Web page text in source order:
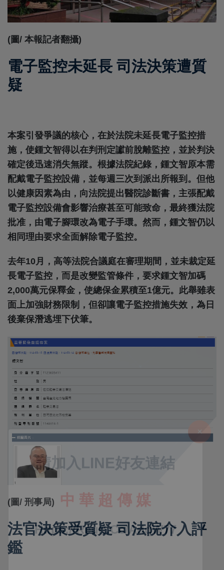
(圖/ 本報記者翻攝)
電子監控未延長 司法決策遭質
疑
本案引發爭議的核心，在於法院未延長電子監控措
施，使鍾文智得以在判刑定讞前脫離監控，並於判決
確定後迅速消失無蹤。根據法院紀錄，鍾文智原本需
配戴電子監控設備，並每週三次到派出所報到。但他
以健康因素為由，向法院提出醫院診斷書，主張配戴
電子監控設備會影響治療甚至可能致命，最終獲法院
批准，由電子腳環改為電子手環。然而，鍾文智仍以
相同理由要求全面解除電子監控。
去年10月，高等法院合議庭在審理期間，並未裁定延
長電子監控，而是改變監管條件，要求鍾文智加碼
2,000萬元保釋金，使總保金累積至1億元。此舉雖表
面上加強財務限制，但卻讓電子監控措施失效，為日
後棄保潛逃埋下伏筆。
(圖/ 刑事局)
法官決策受質疑 司法院介入評
鑑